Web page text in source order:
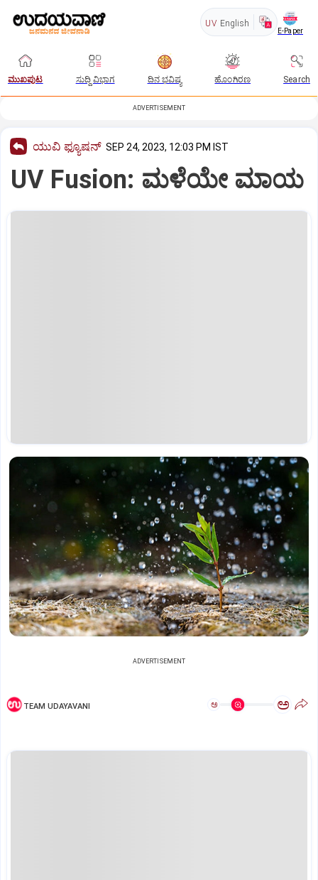
UV English
E-Paper
ಮುಖಪುಟ ಸುದ್ದಿ ವಿಭಾಗ ದಿನ ಭವಿಷ್ಯ ಹೊಂಗಿರಣ Search
ADVERTISEMENT
ಯುವಿ ಫ್ಯೂಷನ್ SEP 24, 2023, 12:03 PM IST
UV Fusion: ಮಳೆಯೇ ಮಾಯ
ADVERTISEMENT
TEAM UDAYAVANI ಅ ಅ